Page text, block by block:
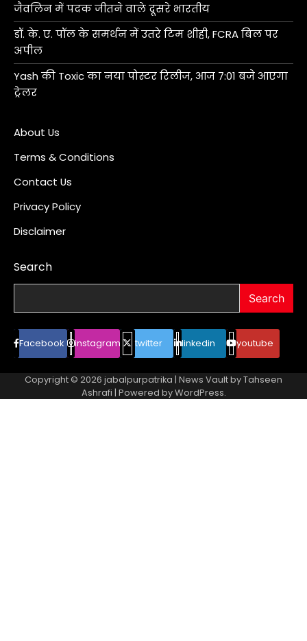
जैवलिन में पदक जीतने वाले दूसरे भारतीय
डॉ. के. ए. पॉल के समर्थन में उतरे टिम शीही, FCRA बिल पर
अपील
Yash की Toxic का नया पोस्टर रिलीज, आज 7:01 बजे आएगा
ट्रेलर
About Us
Terms & Conditions
Contact Us
Privacy Policy
Disclaimer
Search
Search
Facebook instagram twitter linkedin youtube
Copyright © 2026 jabalpurpatrika | News Vault byTahseen
Ashrafi | Powered byWordPress.